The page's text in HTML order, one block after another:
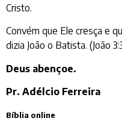
Cristo.
Convém que Ele cresça e
dizia João o Batista. (João
Deus abençoe.
Pr. Adélcio Ferreira
Bíblia online